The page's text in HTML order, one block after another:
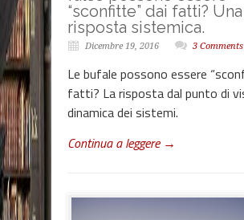
“sconfitte” dai fatti? Una
risposta sistemica.
Dicembre 19, 2016 3 Comments
Le bufale possono essere
fatti? La risposta dal punto di
dinamica dei sistemi.
Continua a leggere →